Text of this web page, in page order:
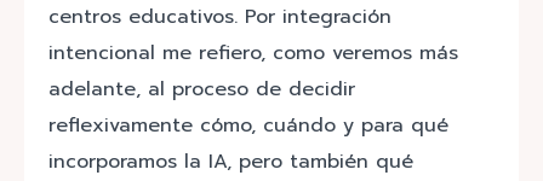
centros educativos. Por integración
intencional me refiero, como veremos más
adelante, al proceso de decidir
reflexivamente cómo, cuándo y para qué
incorporamos la IA, pero también qué